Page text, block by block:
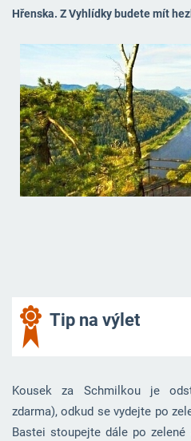
Hřenska. Z Vyhlídky budete mít
Tip na výlet
Kousek za Schmilkou je
zdarma), odkud se vydejte po
Bastei stoupejte dále po